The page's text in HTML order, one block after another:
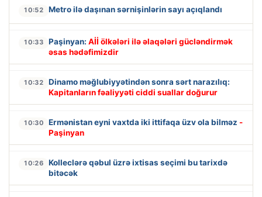
10:52 Metro ilə daşınan sərnişinlərin sayı açıqlandı
10:33 Paşinyan: Aİİ ölkələri ilə əlaqələri gücləndirmək
əsas hədəfimizdir
10:32
Dinamo məğlubiyyətindən sonra sərt narazılıq:
Kapitanların fəaliyyəti ciddi suallar doğurur
10:30 Ermənistan eyni vaxtda iki ittifaqa üzv ola bilməz -
Paşinyan
10:26
Kolleclərə qəbul üzrə ixtisas seçimi bu tarixdə
bitəcək